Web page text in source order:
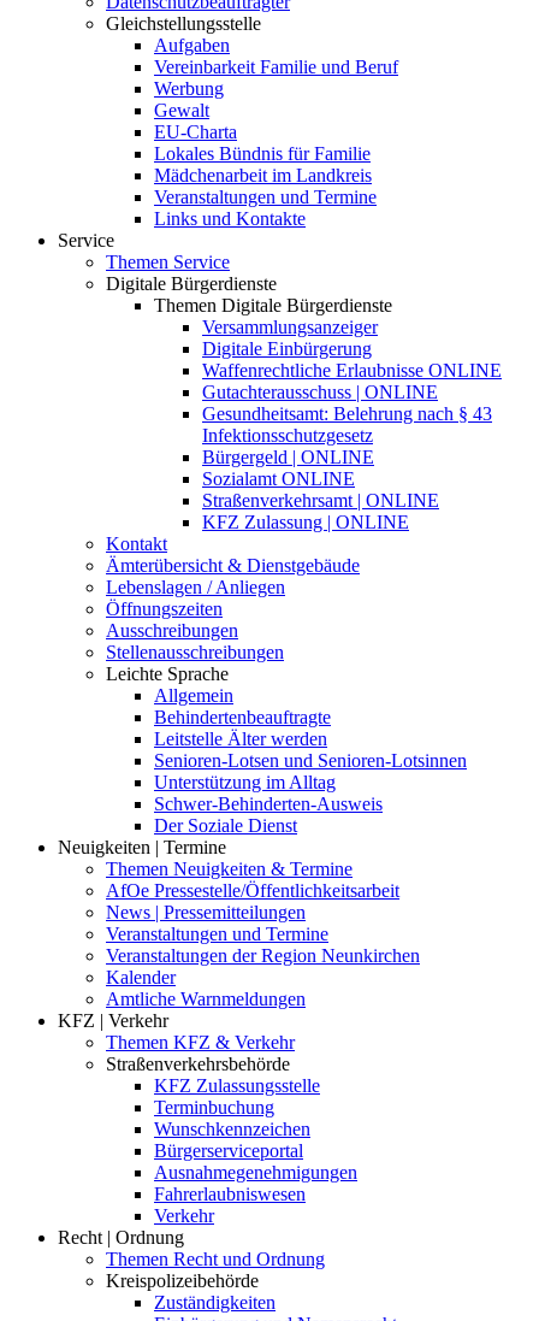
Gleichstellungsstelle
Aufgaben
Vereinbarkeit Familie und Beruf
Werbung
Gewalt
EU-Charta
Lokales Bündnis für Familie
Mädchenarbeit im Landkreis
Veranstaltungen und Termine
Links und Kontakte
Service
Themen Service
Digitale Bürgerdienste
Themen Digitale Bürgerdienste
Versammlungsanzeiger
Digitale Einbürgerung
Waffenrechtliche Erlaubnisse ONLINE
Gutachterausschuss | ONLINE
Gesundheitsamt: Belehrung nach § 43
Infektionsschutzgesetz
Bürgergeld | ONLINE
Sozialamt ONLINE
Straßenverkehrsamt | ONLINE
KFZ Zulassung | ONLINE
Kontakt
Ämterübersicht & Dienstgebäude
Lebenslagen / Anliegen
Öffnungszeiten
Ausschreibungen
Stellenausschreibungen
Leichte Sprache
Allgemein
Behindertenbeauftragte
Leitstelle Älter werden
Senioren-Lotsen und Senioren-Lotsinnen
Unterstützung im Alltag
Schwer-Behinderten-Ausweis
Der Soziale Dienst
Neuigkeiten | Termine
Themen Neuigkeiten & Termine
AfOe Pressestelle/Öffentlichkeitsarbeit
News | Pressemitteilungen
Veranstaltungen und Termine
Veranstaltungen der Region Neunkirchen
Kalender
Amtliche Warnmeldungen
KFZ | Verkehr
Themen KFZ & Verkehr
Straßenverkehrsbehörde
KFZ Zulassungsstelle
Terminbuchung
Wunschkennzeichen
Bürgerserviceportal
Ausnahmegenehmigungen
Fahrerlaubniswesen
Verkehr
Recht | Ordnung
Themen Recht und Ordnung
Kreispolizeibehörde
Zuständigkeiten